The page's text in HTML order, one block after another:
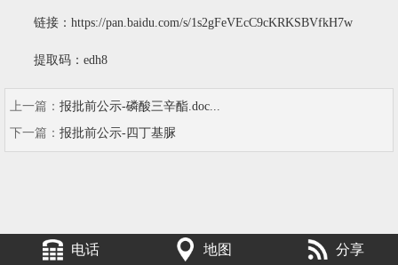
链接：https://pan.baidu.com/s/1s2gFeVEcC9cKRKSBVfkH7w
提取码：edh8
上一篇： 报批前公示-磷酸三辛酯.doc...
下一篇： 报批前公示-四丁基脲
电话 地图 分享